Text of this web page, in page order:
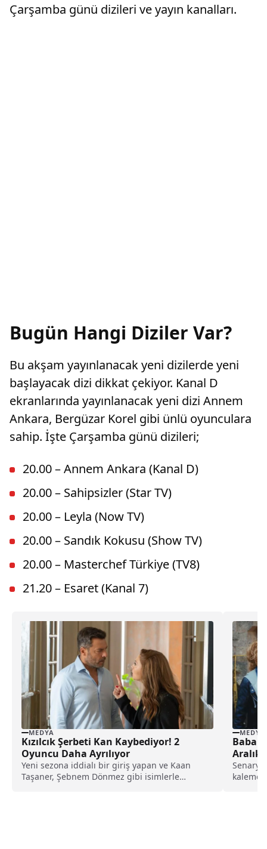
Çarşamba günü dizileri ve yayın kanalları.
Bugün Hangi Diziler Var?
Bu akşam yayınlanacak yeni dizilerde yeni
başlayacak dizi dikkat çekiyor. Kanal D
ekranlarında yayınlanacak yeni dizi Annem
Ankara, Bergüzar Korel gibi ünlü oyunculara
sahip. İşte Çarşamba günü dizileri;
20.00 – Annem Ankara (Kanal D)
20.00 – Sahipsizler (Star TV)
20.00 – Leyla (Now TV)
20.00 – Sandık Kokusu (Show TV)
20.00 – Masterchef Türkiye (TV8)
21.20 – Esaret (Kanal 7)
MEDYA
Kızılcık Şerbeti Kan Kaybediyor! 2
Oyuncu Daha Ayrılıyor
Yeni sezona iddialı bir giriş yapan ve Kaan
Taşaner, Şebnem Dönmez gibi isimlerle
MEDYA
Babala
kaleme